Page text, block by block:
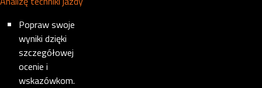
Popraw swoje
wyniki dzięki
szczegółowej
ocenie i
wskazówkom.